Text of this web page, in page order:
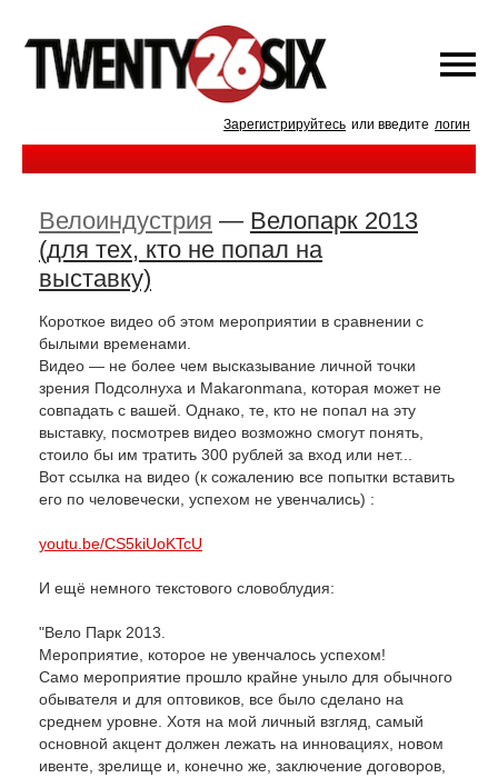
Зарегистрируйтесь или введите логин
Велоиндустрия — Велопарк 2013
(для тех, кто не попал на
выставку)
Короткое видео об этом мероприятии в сравнении с
былыми временами.
Видео — не более чем высказывание личной точки
зрения Подсолнуха и Makaronmana, которая может не
совпадать с вашей. Однако, те, кто не попал на эту
выставку, посмотрев видео возможно смогут понять,
стоило бы им тратить 300 рублей за вход или нет...
Вот ссылка на видео (к сожалению все попытки вставить
его по человечески, успехом не увенчались) :
youtu.be/CS5kiUoKTcU
И ещё немного текстового словоблудия:
"Вело Парк 2013.
Мероприятие, которое не увенчалось успехом!
Само мероприятие прошло крайне уныло для обычного
обывателя и для оптовиков, все было сделано на
среднем уровне. Хотя на мой личный взгляд, самый
основной акцент должен лежать на инновациях, новом
ивенте, зрелище и, конечно же, заключение договоров,